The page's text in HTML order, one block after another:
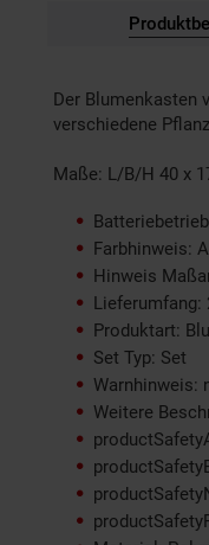
Der Blumenkasten
verschiedene
Maße: L/B/H 40 x
Farbhinweis:
Hinweis
Lieferumfang:
Produktart:
Set Typ: Set
Warnhinweis:
Weitere